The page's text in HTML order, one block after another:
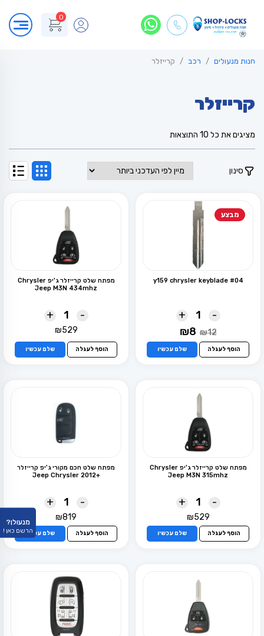
0
חנות מנעולים רכב קרייזלר
קרייזלר
מציגים את כל ⁦10⁩ התוצאות
העדכני
ביותר
סינון
מבצע
y159 chrysler keyblade #04
-
+
₪12
המחיר
היה:
₪12.
₪8
הוא:
₪8.
הוסף לעגלה שלם עכשיו
מפתח שלט קרייזלר ג'יפ Chrysler
Jeep M3N 434mhz
-
+
₪529
הוסף לעגלה שלם עכשיו
מפתח שלט קרייזלר ג'יפ Chrysler
Jeep M3N 315mhz
-
+
₪529
הוסף לעגלה שלם עכשיו
מפתח שלט חכם מקורי ג'יפ קרייזלר
+Jeep Chrysler 2012
-
+
₪819
הוסף לעגלה שלם עכשיו
מנעולן?
הרשם כאן !